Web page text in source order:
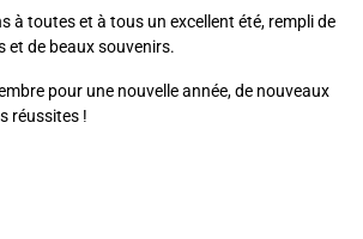
à toutes et à tous un excellent été, rempli de
et de beaux souvenirs.
pour une nouvelle année, de nouveaux
réussites !